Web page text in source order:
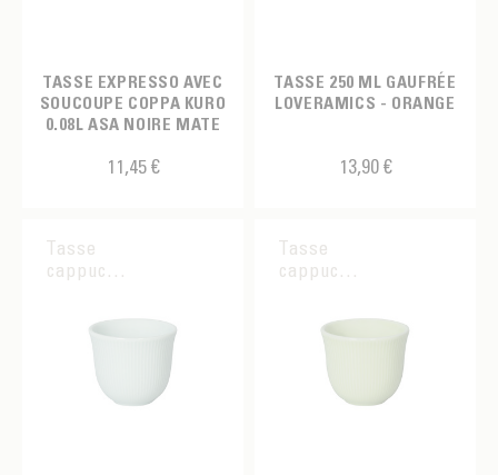
TASSE EXPRESSO AVEC
SOUCOUPE COPPA KURO
0.08L ASA NOIRE MATE
11,45 €
TASSE 250 ML GAUFRÉE
LOVERAMICS - ORANGE
13,90 €
Tasse
cappuccino
Tasse
cappuccino